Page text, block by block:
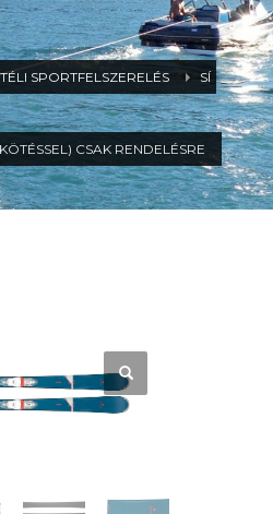
TÉLI SPORTFELSZERELÉS SÍ
CSAK RENDELÉSRE